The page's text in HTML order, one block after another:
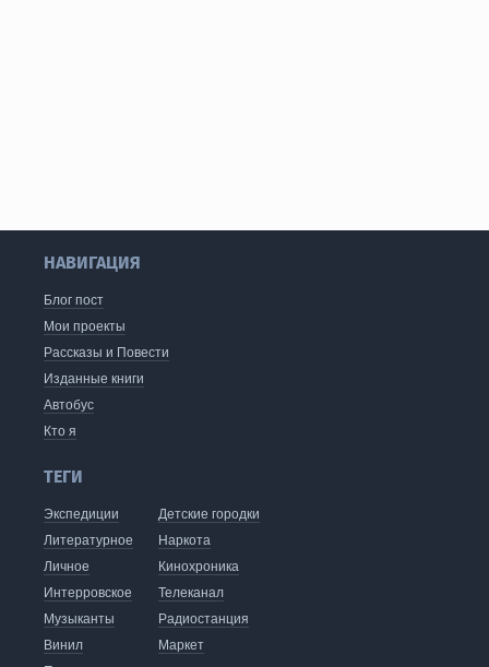
НАВИГАЦИЯ
Блог пост
Мои проекты
Рассказы и Повести
Изданные книги
Автобус
Кто я
ТЕГИ
Экспедиции
Литературное
Личное
Интерровское
Музыканты
Винил
Детские городки
Наркота
Кинохроника
Телеканал
Радиостанция
Маркет